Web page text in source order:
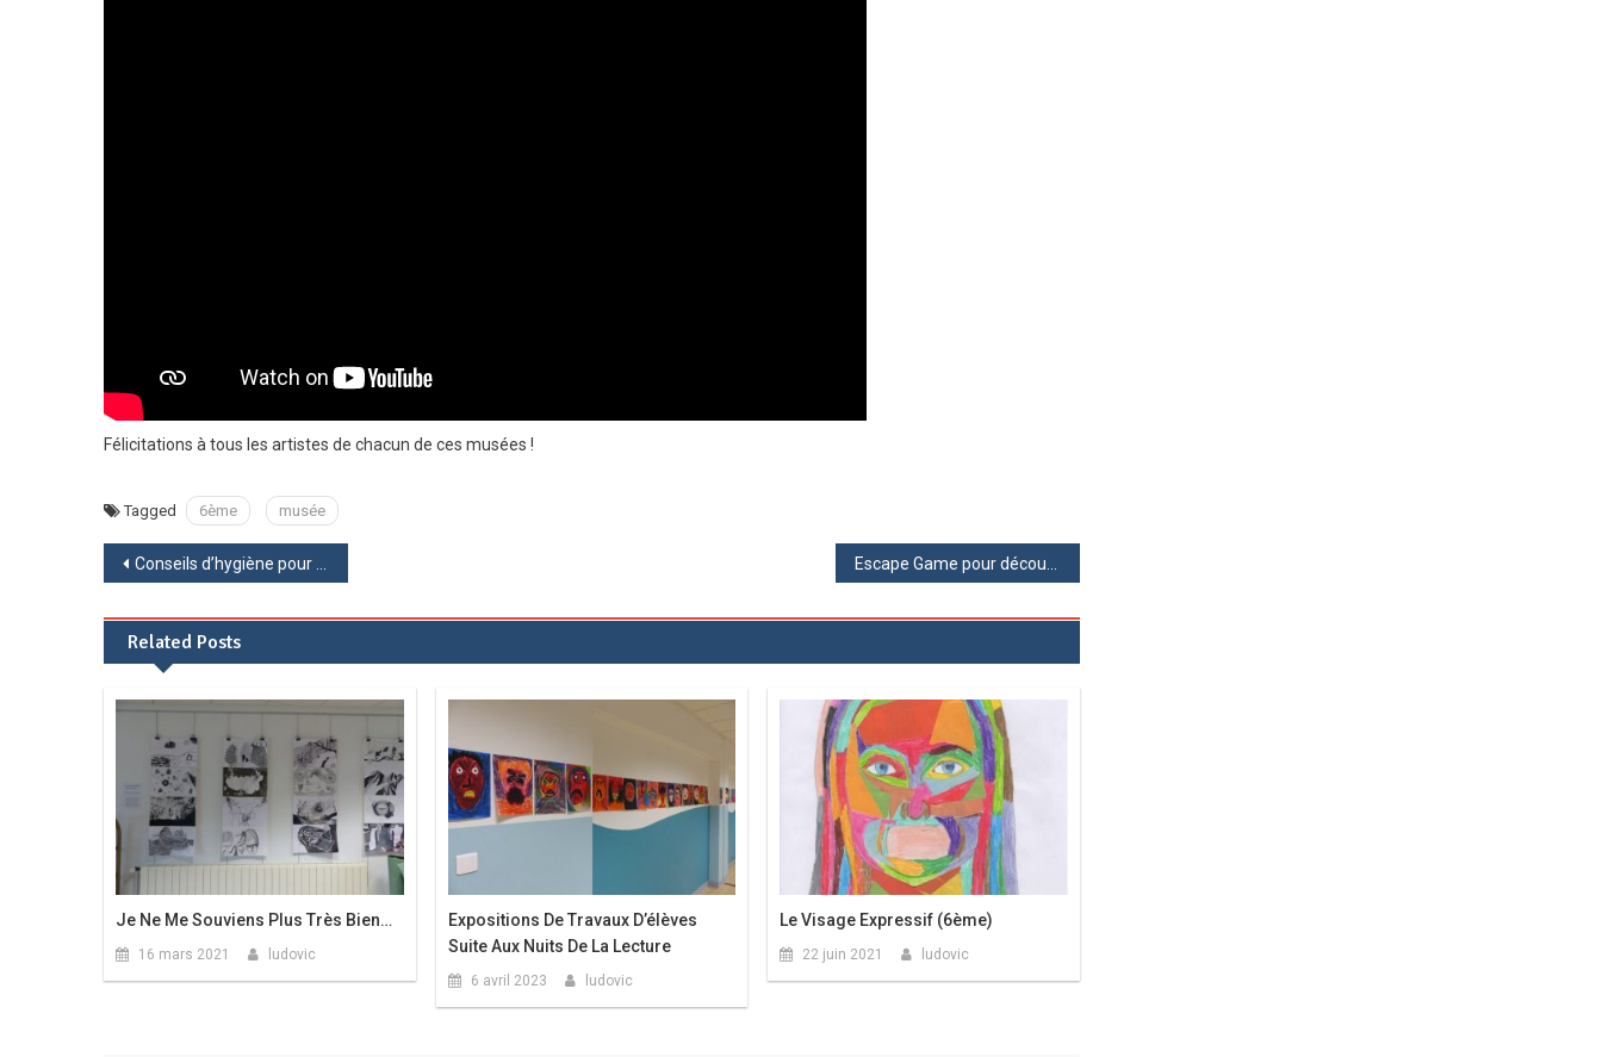
Félicitations à tous les artistes de chacun de ces musées !
Tagged 6ème musée
Navigation
de
l’article
Conseils d’hygiène pour lutter contre les virus
Related Posts
Je Ne Me Souviens Plus Très Bien…
16 mars 2021 ludovic
Expositions De Travaux D’élèves
Suite Aux Nuits De La Lecture
6 avril 2023 ludovic
Le Visage Expressif (6ème)
22 juin 2021 ludovic